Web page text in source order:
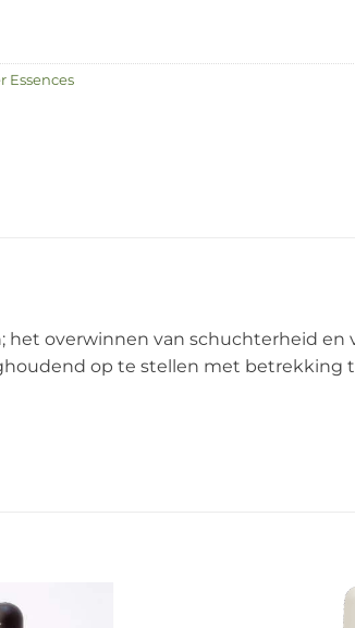
Essences
overwinnen van schuchterheid en
op te stellen met betrekking